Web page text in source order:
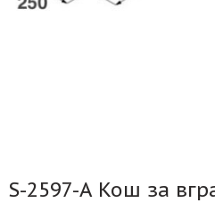
S-2597-A Кош за